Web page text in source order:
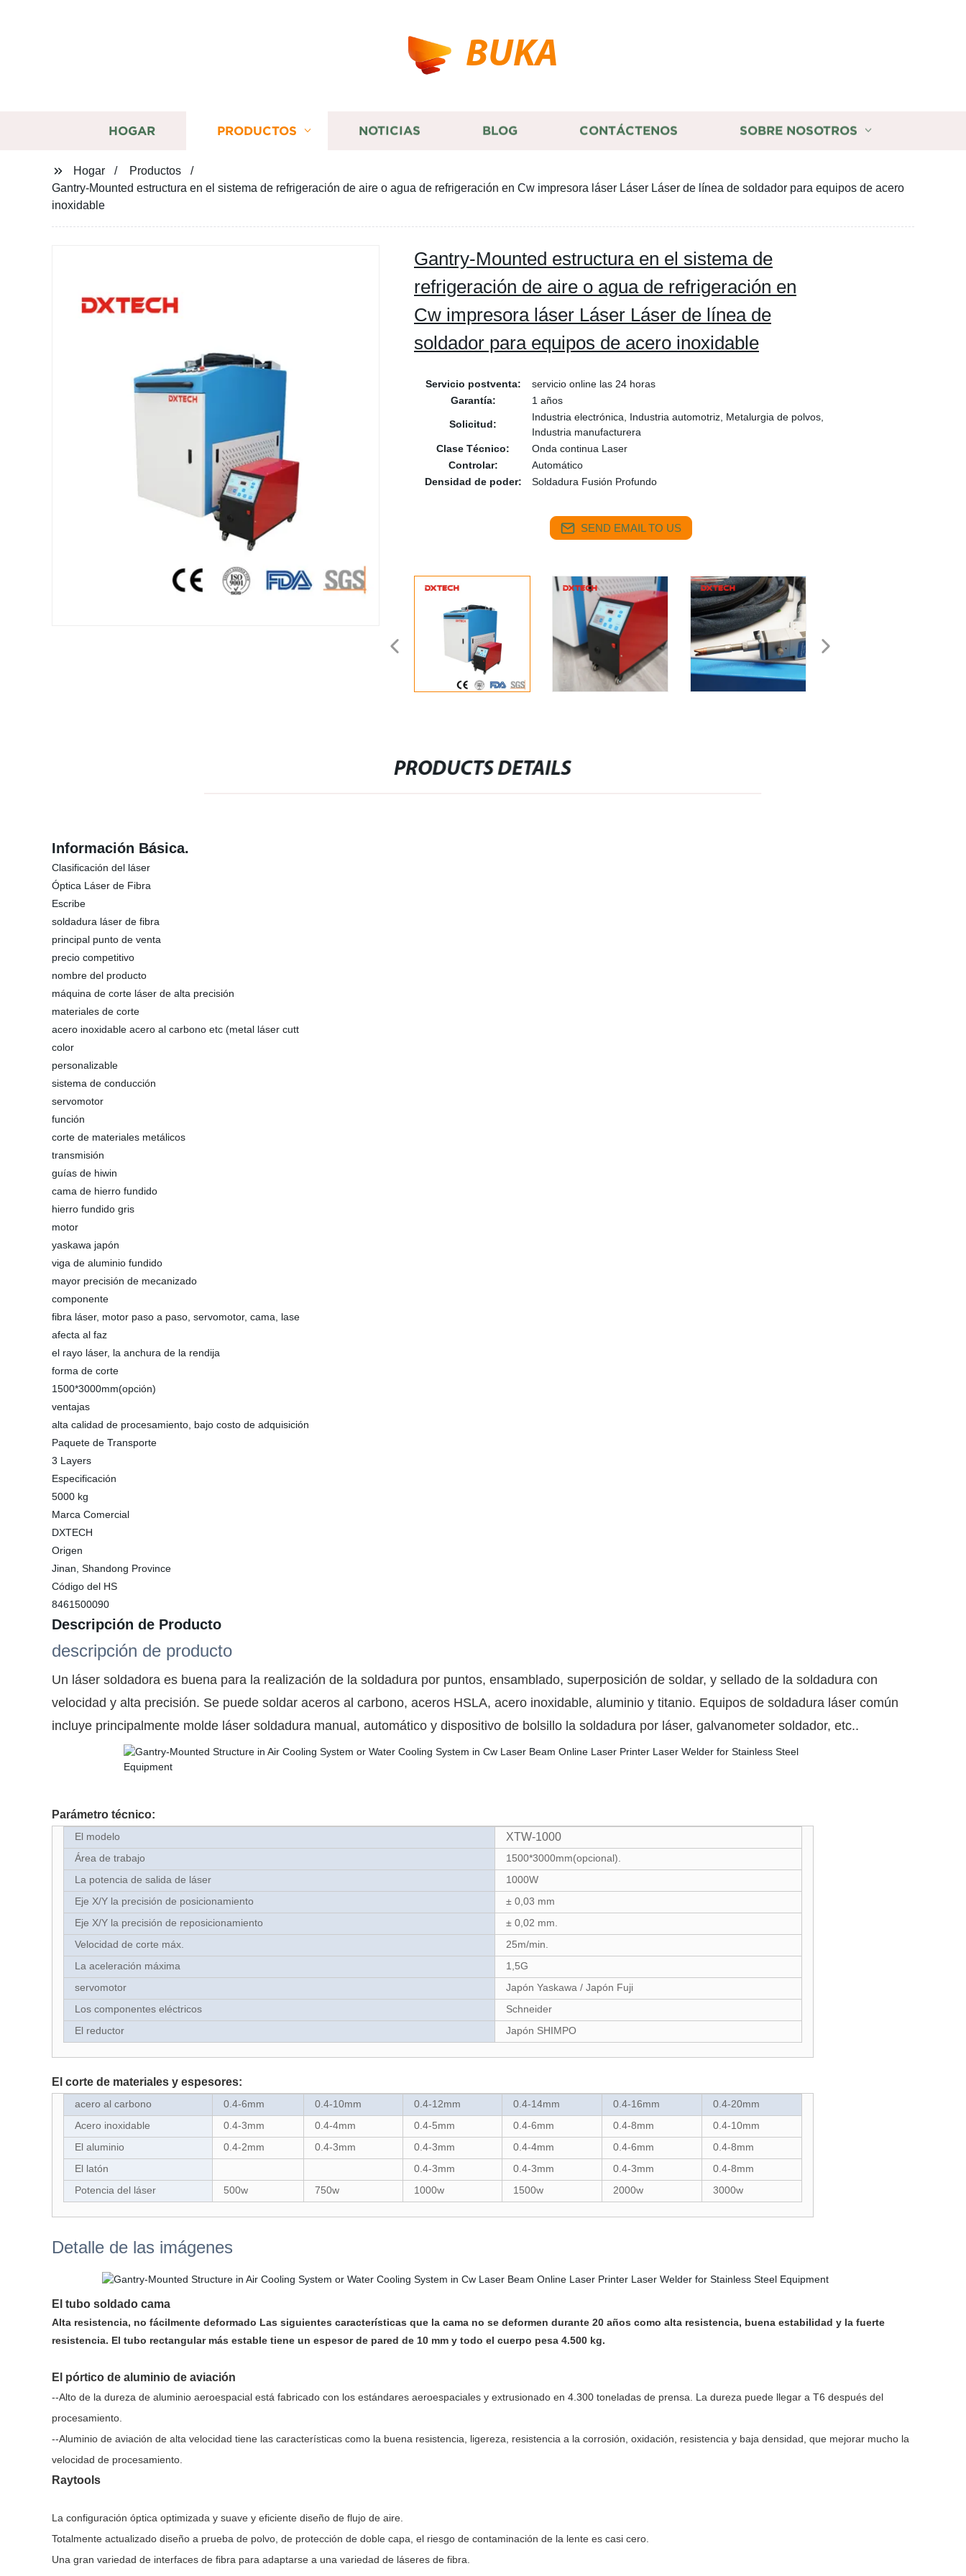
BUKA
HOGAR PRODUCTOS NOTICIAS BLOG CONTÁCTENOS SOBRE NOSOTROS
Hogar
Productos
Gantry-Mounted estructura en el sistema de refrigeración de aire o agua de refrigeración en Cw impresora láser Láser Láser de línea de soldador para equipos de acero
inoxidable
Gantry-Mounted estructura en el sistema de
refrigeración de aire o agua de refrigeración en
Cw impresora láser Láser Láser de línea de
soldador para equipos de acero inoxidable
Servicio postventa:
servicio online las 24 horas
Garantía:
1 años
Solicitud:
Industria electrónica, Industria automotriz, Metalurgia de polvos,
Industria manufacturera
Clase Técnico:
Onda continua Laser
Controlar:
Automático
Densidad de poder:
Soldadura Fusión Profundo
SEND EMAIL TO US
PRODUCTS DETAILS
Información Básica.
Clasificación del láser
Óptica Láser de Fibra
Escribe
soldadura láser de fibra
principal punto de venta
precio competitivo
nombre del producto
máquina de corte láser de alta precisión
materiales de corte
acero inoxidable acero al carbono etc (metal láser cutt
color
personalizable
sistema de conducción
servomotor
función
corte de materiales metálicos
transmisión
guías de hiwin
cama de hierro fundido
hierro fundido gris
motor
yaskawa japón
viga de aluminio fundido
mayor precisión de mecanizado
componente
fibra láser, motor paso a paso, servomotor, cama, lase
afecta al faz
el rayo láser, la anchura de la rendija
forma de corte
1500*3000mm(opción)
ventajas
alta calidad de procesamiento, bajo costo de adquisición
Paquete de Transporte
3 Layers
Especificación
5000 kg
Marca Comercial
DXTECH
Origen
Jinan, Shandong Province
Código del HS
8461500090
Descripción de Producto
descripción de producto
Un láser soldadora es buena para la realización de la soldadura por puntos, ensamblado, superposición de soldar, y sellado de la soldadura con
velocidad y alta precisión. Se puede soldar aceros al carbono, aceros HSLA, acero inoxidable, aluminio y titanio. Equipos de soldadura láser común
incluye principalmente molde láser soldadura manual, automático y dispositivo de bolsillo la soldadura por láser, galvanometer soldador, etc..
Parámetro técnico:
El modelo XTW-1000
Área de trabajo
1500*3000mm(opcional).
La potencia de salida de láser
1000W
Eje X/Y la precisión de posicionamiento
± 0,03 mm
Eje X/Y la precisión de reposicionamiento
± 0,02 mm.
Velocidad de corte máx.
25m/min.
La aceleración máxima
1,5G
servomotor
Japón Yaskawa / Japón Fuji
Los componentes eléctricos
Schneider
El reductor
Japón SHIMPO
El corte de materiales y espesores:
acero al carbono 0.4-6mm 0.4-10mm 0.4-12mm 0.4-14mm 0.4-16mm
0.4-20mm
Acero inoxidable
0.4-3mm 0.4-4mm 0.4-5mm 0.4-6mm 0.4-8mm
0.4-10mm
El aluminio
0.4-2mm 0.4-3mm 0.4-3mm 0.4-4mm 0.4-6mm
0.4-8mm
El latón
0.4-3mm 0.4-3mm 0.4-3mm
0.4-8mm
Potencia del láser
500w 750w 1000w 1500w 2000w 3000w
Detalle de las imágenes
El tubo soldado cama
Alta resistencia, no fácilmente deformado Las siguientes características que la cama no se deformen durante 20 años como alta resistencia, buena estabilidad y la fuerte
resistencia. El tubo rectangular más estable tiene un espesor de pared de 10 mm y todo el cuerpo pesa 4.500 kg.
El pórtico de aluminio de aviación
--Alto de la dureza de aluminio aeroespacial está fabricado con los estándares aeroespaciales y extrusionado en 4.300 toneladas de prensa. La dureza puede llegar a T6 después del
procesamiento.
--Aluminio de aviación de alta velocidad tiene las características como la buena resistencia, ligereza, resistencia a la corrosión, oxidación, resistencia y baja densidad, que mejorar mucho la
velocidad de procesamiento.
Raytools
La configuración óptica optimizada y suave y eficiente diseño de flujo de aire.
Totalmente actualizado diseño a prueba de polvo, de protección de doble capa, el riesgo de contaminación de la lente es casi cero.
Una gran variedad de interfaces de fibra para adaptarse a una variedad de láseres de fibra.